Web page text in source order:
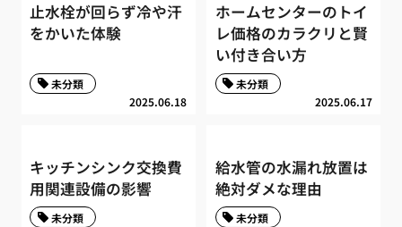
止水栓が回らず冷や汗
をかいた体験
2025.06.18
未分類
ホームセンターのトイ
レ価格のカラクリと賢
い付き合い方
2025.06.17
未分類
キッチンシンク交換費
用関連設備の影響
未分類
給水管の水漏れ放置は
絶対ダメな理由
未分類